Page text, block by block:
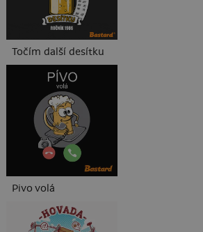
Točím další desítku
Pivo volá